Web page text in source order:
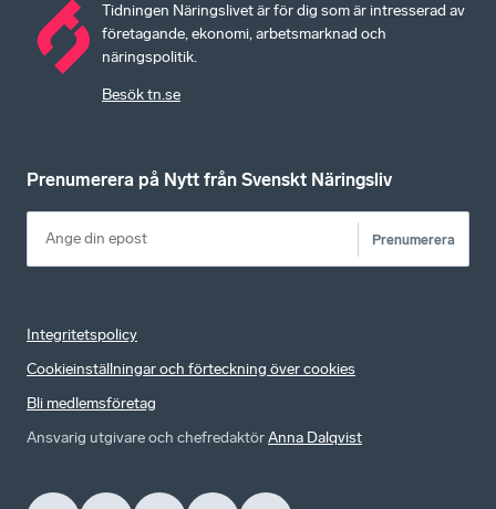
Tidningen Näringslivet är för dig som är intresserad av
företagande, ekonomi, arbetsmarknad och
näringspolitik.
Besök tn.se
Prenumerera på Nytt från Svenskt Näringsliv
Prenumerera
Integritetspolicy
Cookieinställningar och förteckning över cookies
Bli medlemsföretag
Ansvarig utgivare och chefredaktörAnna Dalqvist